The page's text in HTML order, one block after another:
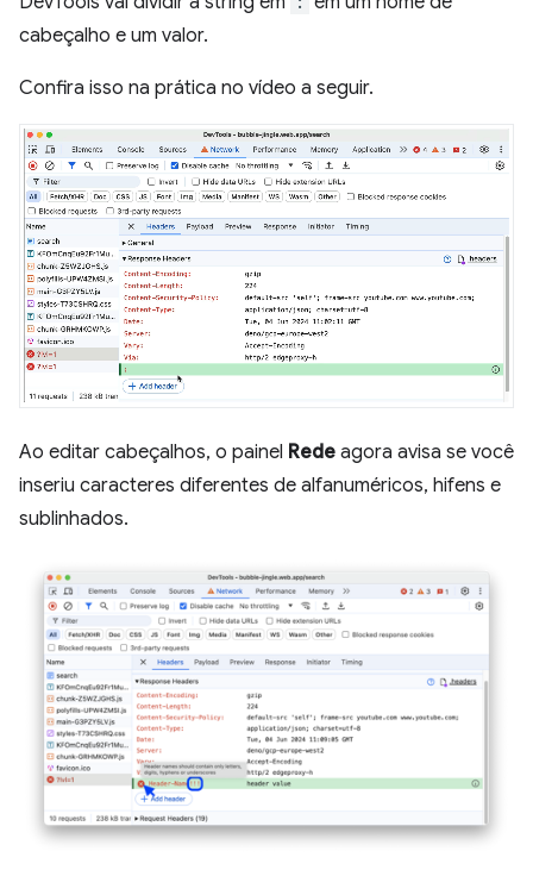
cabeçalho e um valor.
Confira isso na prática no vídeo a seguir.
Ao editar cabeçalhos, o painel Rede agora avisa se você
inseriu caracteres diferentes de alfanuméricos, hifens e
sublinhados.